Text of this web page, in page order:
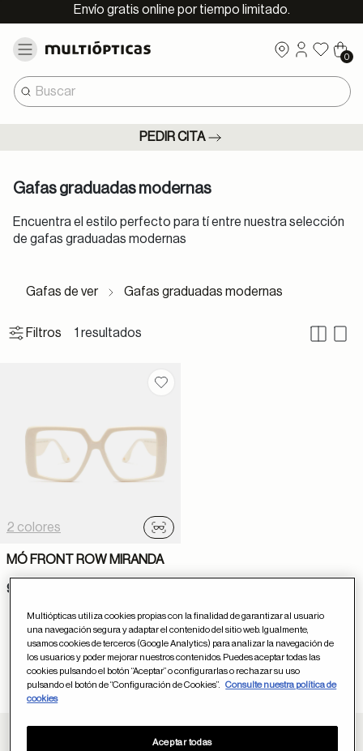
Envío gratis online por tiempo limitado.
0
PEDIR CITA
Gafas graduadas modernas
Encuentra el estilo perfecto para tí entre nuestra selección
de gafas graduadas modernas
Gafas de ver Gafas graduadas modernas
1 resultados
Filtros
Guardar en favoritos
2 colores
Probador virtual
MÓ FRONT ROW MIRANDA
99 €
Has visto 1 de 1 resultados
Únete a la newsletter de Multiópticas
Multiópticas utiliza cookies propias con la finalidad de garantizar al usuario
una navegación segura y adaptar el contenido del sitio web. Igualmente,
usamos cookies de terceros (Google Analytics) para analizar la navegación de
los usuarios y poder mejorar nuestros contenidos. Puedes aceptar todas las
cookies pulsando el botón “Aceptar” o configurarlas o rechazar su uso
pulsando el botón de “Configuración de Cookies”.
Consulte nuestra política de
cookies
Aceptar todas